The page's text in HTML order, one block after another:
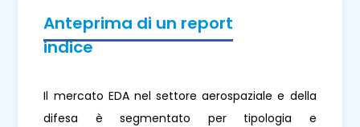
Anteprima di un report
indice
Il mercato EDA nel settore aerospaziale e della
difesa è segmentato per tipologia e